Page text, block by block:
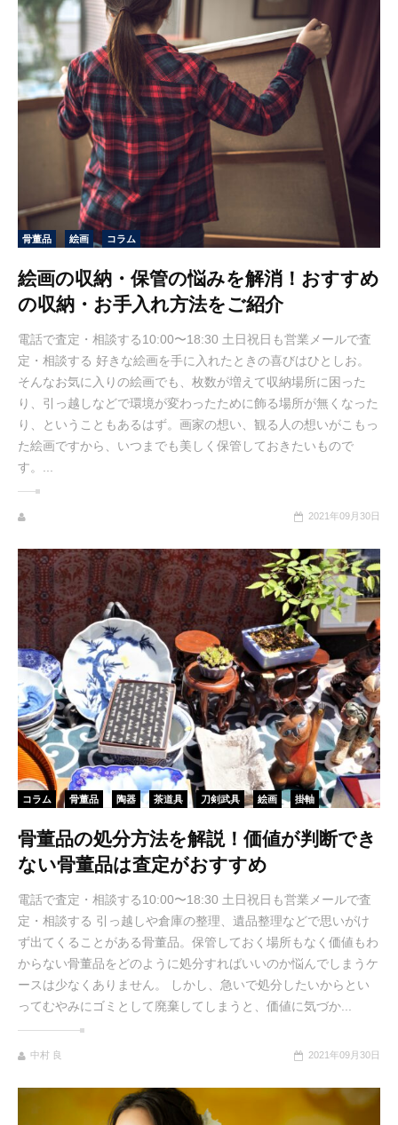
骨董品 絵画 コラム
絵画の収納・保管の悩みを解消！おすすめ
の収納・お手入れ方法をご紹介
電話で査定・相談する10:00〜18:30 土日祝日も営業メールで査
定・相談する 好きな絵画を手に入れたときの喜びはひとしお。
そんなお気に入りの絵画でも、枚数が増えて収納場所に困った
り、引っ越しなどで環境が変わったために飾る場所が無くなった
り、ということもあるはず。画家の想い、観る人の想いがこもっ
た絵画ですから、いつまでも美しく保管しておきたいもので
す。...
2021年09月30日
コラム 骨董品 陶器 茶道具 刀剣武具 絵画 掛軸
骨董品の処分方法を解説！価値が判断でき
ない骨董品は査定がおすすめ
電話で査定・相談する10:00〜18:30 土日祝日も営業メールで査
定・相談する 引っ越しや倉庫の整理、遺品整理などで思いがけ
ず出てくることがある骨董品。保管しておく場所もなく価値もわ
からない骨董品をどのように処分すればいいのか悩んでしまうケ
ースは少なくありません。 しかし、急いで処分したいからとい
ってむやみにゴミとして廃棄してしまうと、価値に気づか...
中村 良 2021年09月30日